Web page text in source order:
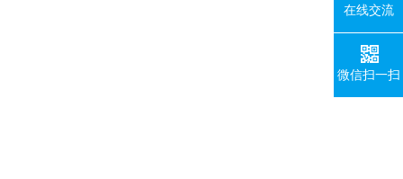
在线交流
微信扫一扫